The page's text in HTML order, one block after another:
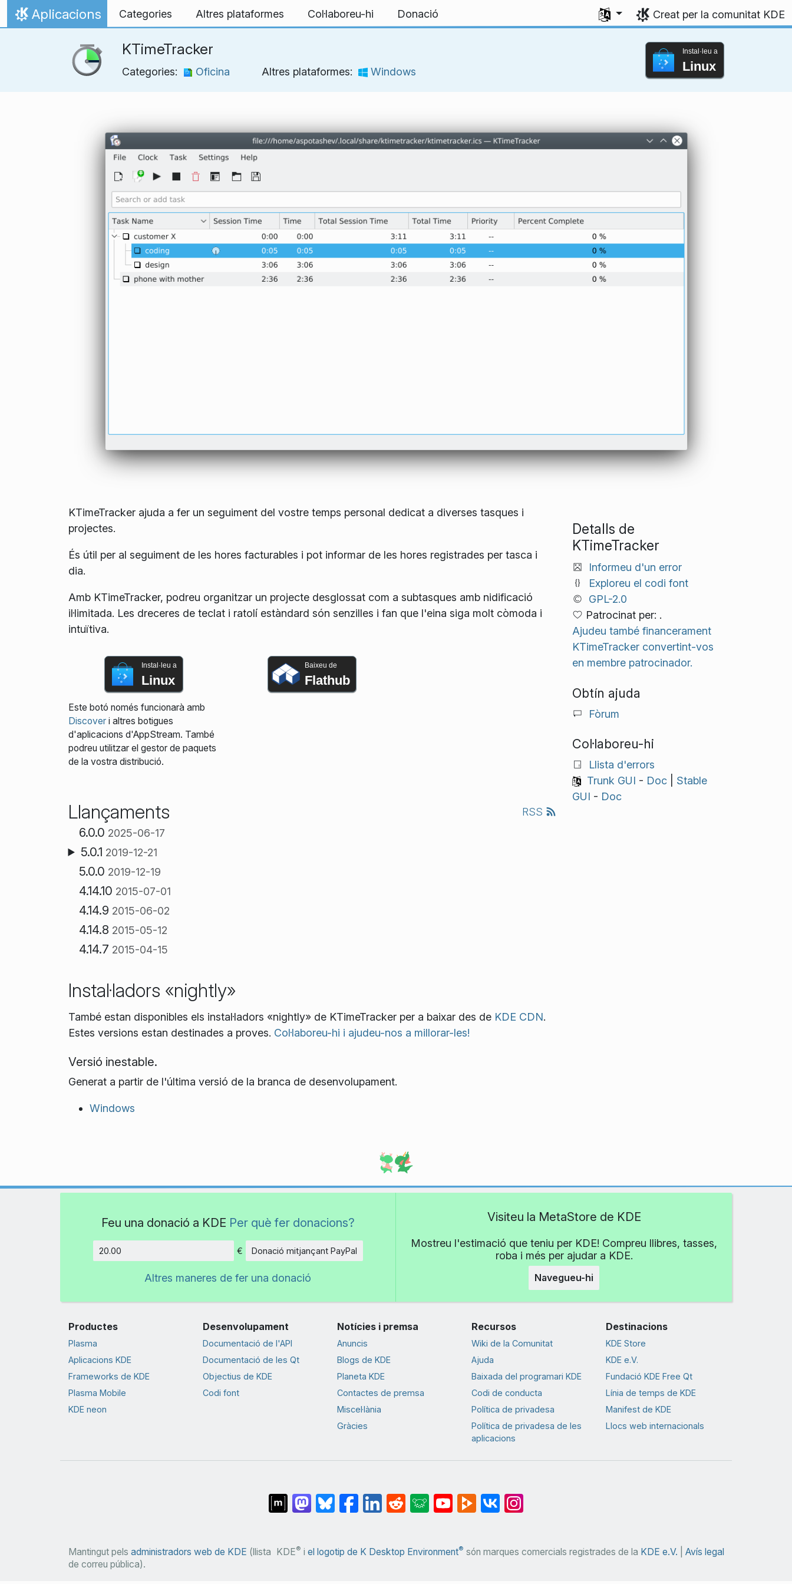
Salta fins al contingut
Inici
Aplicacions Categories Altres plataformes Col·laboreu-hi Donació
Trieu l'idioma
Creat per la comunitat KDE
KTimeTracker
Categories: Oficina Altres plataformes: Windows
Instal·leu a
Linux
KTimeTracker ajuda a fer un seguiment del vostre temps personal dedicat a diverses tasques i
projectes.
És útil per al seguiment de les hores facturables i pot informar de les hores registrades per tasca i
dia.
Amb KTimeTracker, podreu organitzar un projecte desglossat com a subtasques amb nidificació
il·limitada. Les dreceres de teclat i ratolí estàndard són senzilles i fan que l'eina siga molt còmoda i
intuïtiva.
Instal·leu a
Linux
Este botó només funcionarà amb
Discoveri altres botigues
d'aplicacions d'AppStream. També
podreu utilitzar el gestor de paquets
de la vostra distribució.
Baixeu de
Flathub
Llançaments RSS
6.0.0 2025-06-17
5.0.1 2019-12-21
5.0.0 2019-12-19
4.14.10 2015-07-01
4.14.9 2015-06-02
4.14.8 2015-05-12
4.14.7 2015-04-15
Instal·ladors «nightly»
També estan disponibles els instal·ladors «nightly» de KTimeTracker per a baixar des de KDE CDN.
Estes versions estan destinades a proves. Col·laboreu-hi i ajudeu-nos a millorar-les!
Versió inestable.
Generat a partir de l'última versió de la branca de desenvolupament.
Windows
Detalls de
KTimeTracker
Informeu d'un error
Exploreu el codi font
GPL-2.0
Patrocinat per: .
Ajudeu també financerament
KTimeTracker convertint-vos
en membre patrocinador.
Obtín ajuda
Fòrum
Col·laboreu-hi
Llista d'errors
Trunk GUI - Doc| Stable
GUI - Doc
Feu una donació a KDE Per què fer donacions?
Import
€ Donació mitjançant PayPal
Altres maneres de fer una donació
Visiteu la MetaStore de KDE
Mostreu l'estimació que teniu per KDE! Compreu llibres, tasses,
roba i més per ajudar a KDE.
Navegueu-hi
Productes
Plasma
Aplicacions KDE
Frameworks de KDE
Plasma Mobile
KDE neon
Desenvolupament
Documentació de l'API
Documentació de les Qt
Objectius de KDE
Codi font
Notícies i premsa
Anuncis
Blogs de KDE
Planeta KDE
Contactes de premsa
Miscel·lània
Gràcies
Recursos
Wiki de la Comunitat
Ajuda
Baixada del programari KDE
Codi de conducta
Política de privadesa
Política de privadesa de les
aplicacions
Destinacions
KDE Store
KDE e.V.
Fundació KDE Free Qt
Línia de temps de KDE
Manifest de KDE
Llocs web internacionals
Mantingut pels administradors web de KDE (llista
de correu pública).
KDE® i el logotip de K Desktop Environment® són marques comercials registrades de la KDE e.V. Avís legal